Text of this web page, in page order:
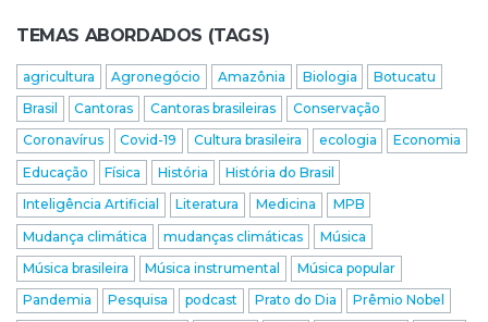
TEMAS ABORDADOS (TAGS)
agricultura Agronegócio Amazônia Biologia
Botucatu
Brasil
Cantoras Cantoras brasileiras
Conservação
Coronavírus
Covid-19 Cultura brasileira ecologia
Economia
Educação
Física História
História do Brasil
Inteligência Artificial
Literatura Medicina
MPB
Mudança climática
mudanças climáticas
Música
Música brasileira
Música instrumental
Música popular
Pandemia
Pesquisa podcast Prato do Dia
Prêmio Nobel